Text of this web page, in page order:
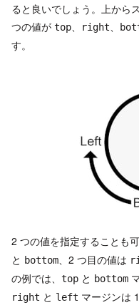
ると良いでしょう。上から
つの値が top、right、
す。
2 つの値を指定することも
と bottom、2 つ目の値は
の例では、
top と bottom
right と left マージンは